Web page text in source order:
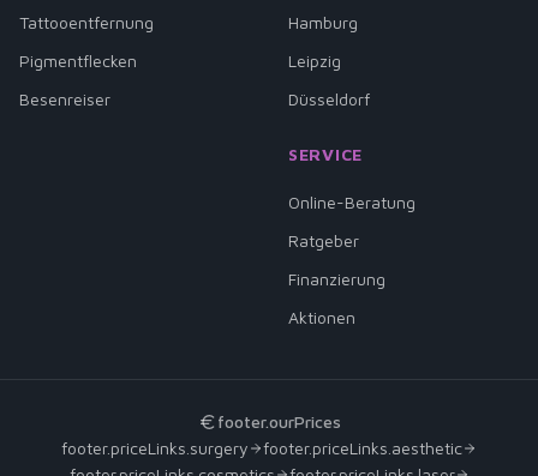
Tattooentfernung
Pigmentflecken
Besenreiser
Hamburg
Leipzig
Düsseldorf
SERVICE
Online-Beratung
Ratgeber
Finanzierung
Aktionen
footer.ourPrices
footer.priceLinks.surgery
footer.priceLinks.aesthetic